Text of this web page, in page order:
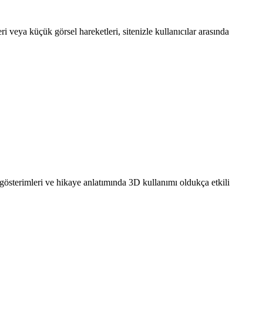
küçük görsel hareketleri, sitenizle kullanıcılar arasında
ve hikaye anlatımında 3D kullanımı oldukça etkili